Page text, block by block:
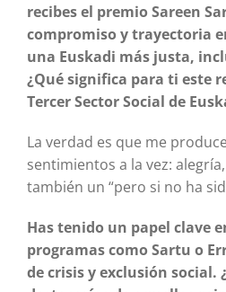
recibes el premio Sareen
compromiso y trayectoria
una Euskadi más justa,
¿Qué significa para ti este
Tercer Sector Social de
La verdad es que me
sentimientos a la vez:
también un “pero si no ha
Has tenido un papel clave
programas como Sartu o
de crisis y exclusión social.